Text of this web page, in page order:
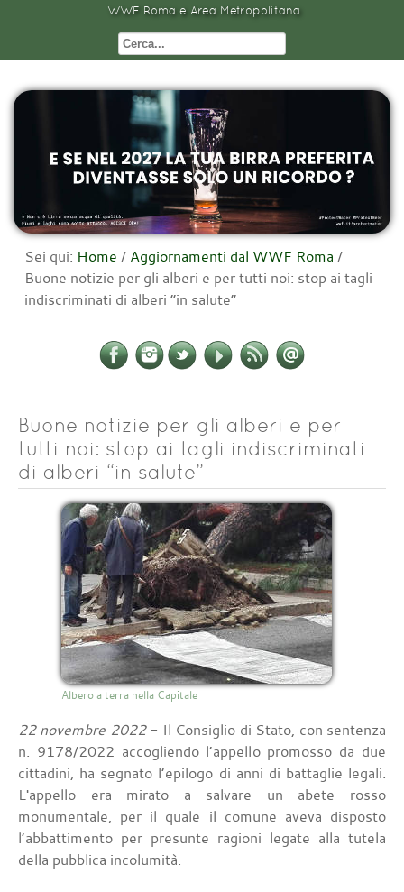
WWF Roma e Area Metropolitana
Sei qui: Home / Aggiornamenti dal WWF Roma /
Buone notizie per gli alberi e per tutti noi: stop ai tagli
indiscriminati di alberi “in salute”
Buone notizie per gli alberi e per
tutti noi: stop ai tagli indiscriminati
di alberi “in salute”
Albero a terra nella Capitale
22 novembre 2022- Il Consiglio di Stato, con sentenza
n. 9178/2022 accogliendo l’appello promosso da due
cittadini, ha segnato l’epilogo di anni di battaglie legali.
L'appello era mirato a salvare un abete rosso
monumentale, per il quale il comune aveva disposto
l’abbattimento per presunte ragioni legate alla tutela
della pubblica incolumità.